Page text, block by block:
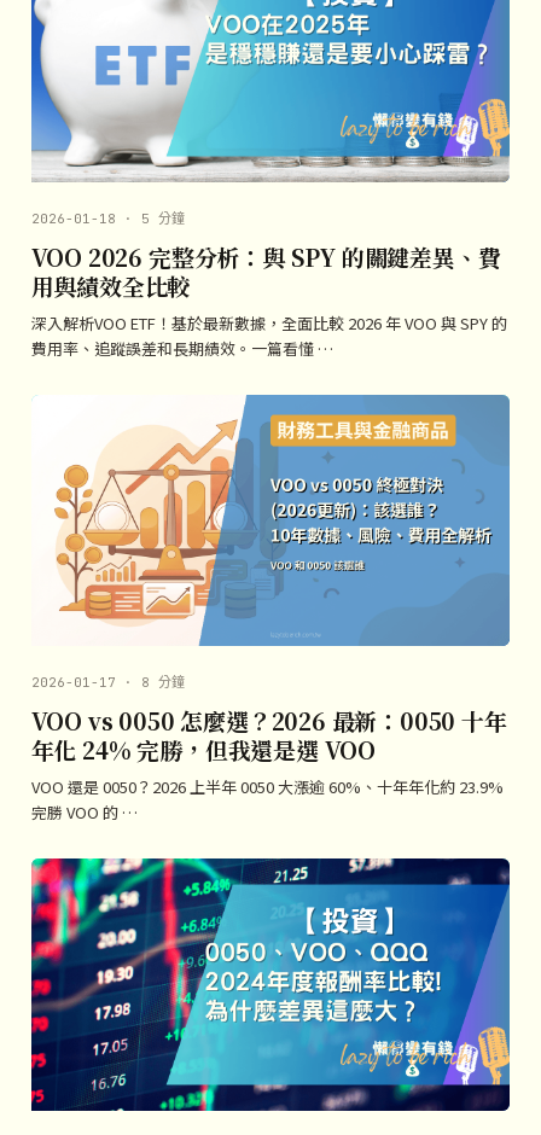
2026-01-18 · 5 分鐘
VOO 2026 完整分析：與 SPY 的關鍵差異、費
用與績效全比較
深入解析VOO ETF！基於最新數據，全面比較 2026 年 VOO 與 SPY 的
費用率、追蹤誤差和長期績效。一篇看懂 …
2026-01-17 · 8 分鐘
VOO vs 0050 怎麼選？2026 最新：0050 十年
年化 24% 完勝，但我還是選 VOO
VOO 還是 0050？2026 上半年 0050 大漲逾 60%、十年年化約 23.9%
完勝 VOO 的 …